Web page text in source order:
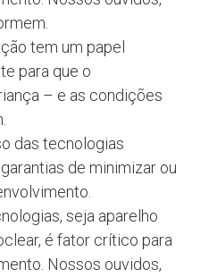
tem um papel
para que o
– e as condições
das tecnologias
de minimizar ou
seja aparelho
é fator crítico para
Nossos ouvidos,